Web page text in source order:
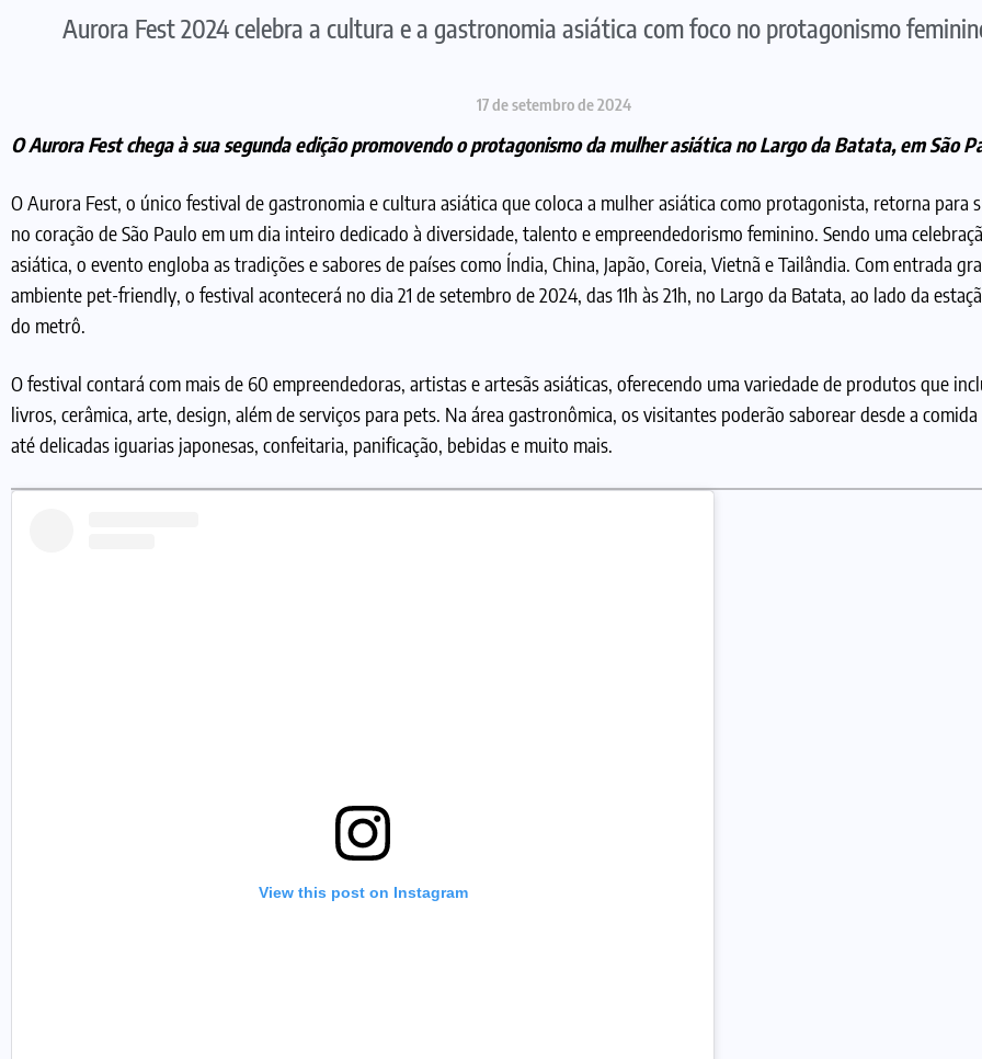
Aurora Fest 2024 celebra a cultura e a gastronomia asiática com foco no protagonismo
17 de setembro de 2024
O Aurora Fest chega à sua segunda edição promovendo o protagonismo da mulher asiática no Largo da Batata, em São
O Aurora Fest, o único festival de gastronomia e cultura asiática que coloca a mulher asiática como protagonista, retorna para
no coração de São Paulo em um dia inteiro dedicado à diversidade, talento e empreendedorismo feminino. Sendo uma
asiática, o evento engloba as tradições e sabores de países como Índia, China, Japão, Coreia, Vietnã e Tailândia. Com entrada
ambiente pet-friendly, o festival acontecerá no dia 21 de setembro de 2024, das 11h às 21h, no Largo da Batata, ao lado da
do metrô.
O festival contará com mais de 60 empreendedoras, artistas e artesãs asiáticas, oferecendo uma variedade de produtos que
livros, cerâmica, arte, design, além de serviços para pets. Na área gastronômica, os visitantes poderão saborear desde a
até delicadas iguarias japonesas, confeitaria, panificação, bebidas e muito mais.
View this post on Instagram